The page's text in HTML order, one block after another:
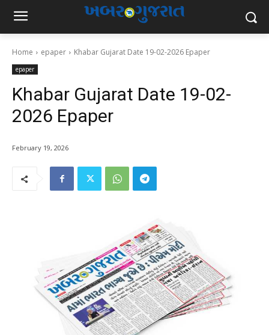
Home epaper Khabar Gujarat Date 19-02-2026 Epaper
epaper
Khabar Gujarat Date 19-02-
2026 Epaper
February 19, 2026